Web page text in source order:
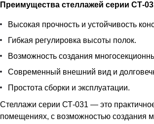
Преимущества стеллажей серии СТ-
Высокая прочность и устойчивость
Гибкая регулировка высоты полок.
Возможность создания
Современный внешний вид и
Простота сборки и эксплуатации.
Стеллажи серии СТ-031 — это
помещениях, с возможностью создания